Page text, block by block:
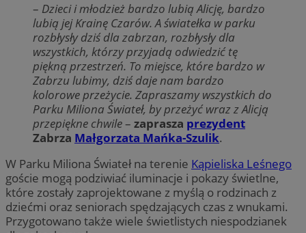
– Dzieci i młodzież bardzo lubią Alicję, bardzo
lubią jej Krainę Czarów. A światełka w parku
rozbłysły dziś dla zabrzan, rozbłysły dla
wszystkich, którzy przyjadą odwiedzić tę
piękną przestrzeń. To miejsce, które bardzo w
Zabrzu lubimy, dziś daje nam bardzo
kolorowe przeżycie. Zapraszamy wszystkich do
Parku Miliona Świateł, by przeżyć wraz z Alicją
przepiękne chwile– zaprasza prezydent
Zabrza Małgorzata Mańka-Szulik.
W Parku Miliona Świateł na terenie Kąpieliska Leśnego
goście mogą podziwiać iluminacje i pokazy świetlne,
które zostały zaprojektowane z myślą o rodzinach z
dziećmi oraz seniorach spędzających czas z wnukami.
Przygotowano także wiele świetlistych niespodzianek